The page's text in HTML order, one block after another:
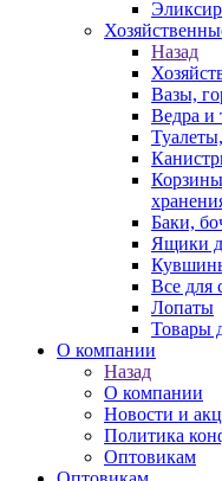
Назад
Вазы,
Ведра и
Баки,
Ящики
Все для
Лопаты
Товары
О компании
Назад
О компании
Новости и
Политика
Оптовикам